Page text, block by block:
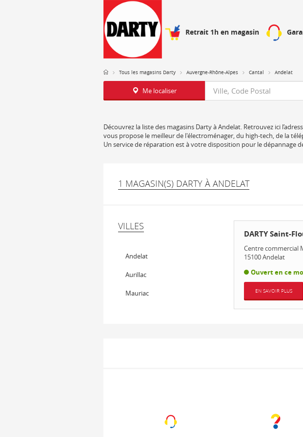
Retrait 1h en magasin
Tous les magasins Darty Auvergne-Rhône-Alpes Cantal Andelat
Me localiser Requête
Découvrez la liste des magasins Darty à Andelat. Retrouvez ici
vous propose le meilleur de l'électroménager, du high-tech, de la
Un service de réparation est à votre disposition pour le dépannage
1 MAGASIN(S) DARTY À ANDELAT
VILLES
Andelat
Aurillac
Mauriac
DARTY Saint-
Centre commercial
15100Andelat
Ouvert en ce
EN SAVOIR PLUS